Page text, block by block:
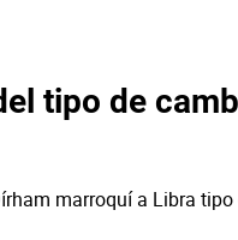
tipo de
marroquí a Libra